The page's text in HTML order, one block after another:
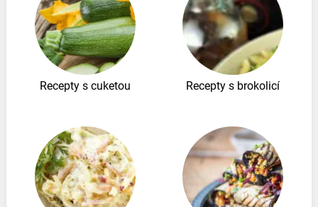
Recepty s cuketou Recepty s brokolicí